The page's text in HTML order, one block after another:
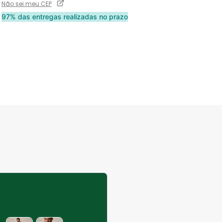
Não sei meu CEP
97% das entregas realizadas no prazo